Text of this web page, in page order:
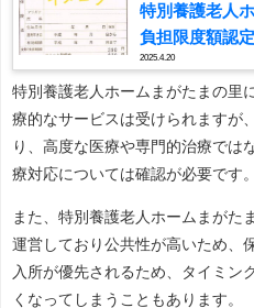
特別養護老人
負担限度額認
2025.4.20
特別養護老人ホームまがたまの里
療的なサービスは受けられますが
り、高度な医療や専門的治療では
療対応については確認が必要です。
また、特別養護老人ホームまがた
運営しており公共性が高いため、
入所が優先されるため、タイミン
くなってしまうこともあります。